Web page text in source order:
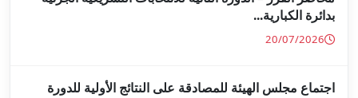
على النتائج الأولية للدورة